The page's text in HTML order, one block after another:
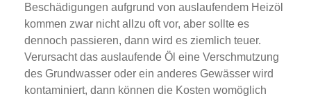
Beschädigungen aufgrund von auslaufendem Heizöl
kommen zwar nicht allzu oft vor, aber sollte es
dennoch passieren, dann wird es ziemlich teuer.
Verursacht das auslaufende Öl eine Verschmutzung
des Grundwasser oder ein anderes Gewässer wird
kontaminiert, dann können die Kosten womöglich